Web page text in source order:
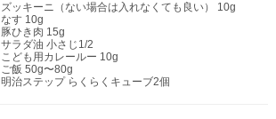
ズッキーニ（ない場合は入れなくても良い） 10g
なす 10g
豚ひき肉 15g
サラダ油 小さじ1/2
こども用カレールー 10g
ご飯 50g〜80g
明治ステップ らくらくキューブ2個